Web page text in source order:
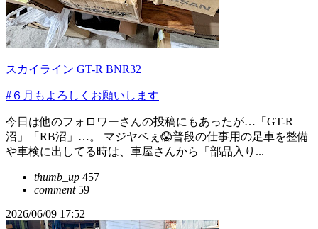
スカイライン GT-R BNR32
#６月もよろしくお願いします
今日は他のフォロワーさんの投稿にもあったが…「GT-R
沼」「RB沼」…。 マジヤベぇ😱普段の仕事用の足車を整備
や車検に出してる時は、車屋さんから「部品入り...
thumb_up 457
comment59
2026/06/09 17:52